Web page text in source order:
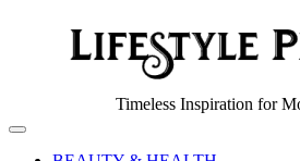
People
Timeless Inspiration for
Off
Canvas